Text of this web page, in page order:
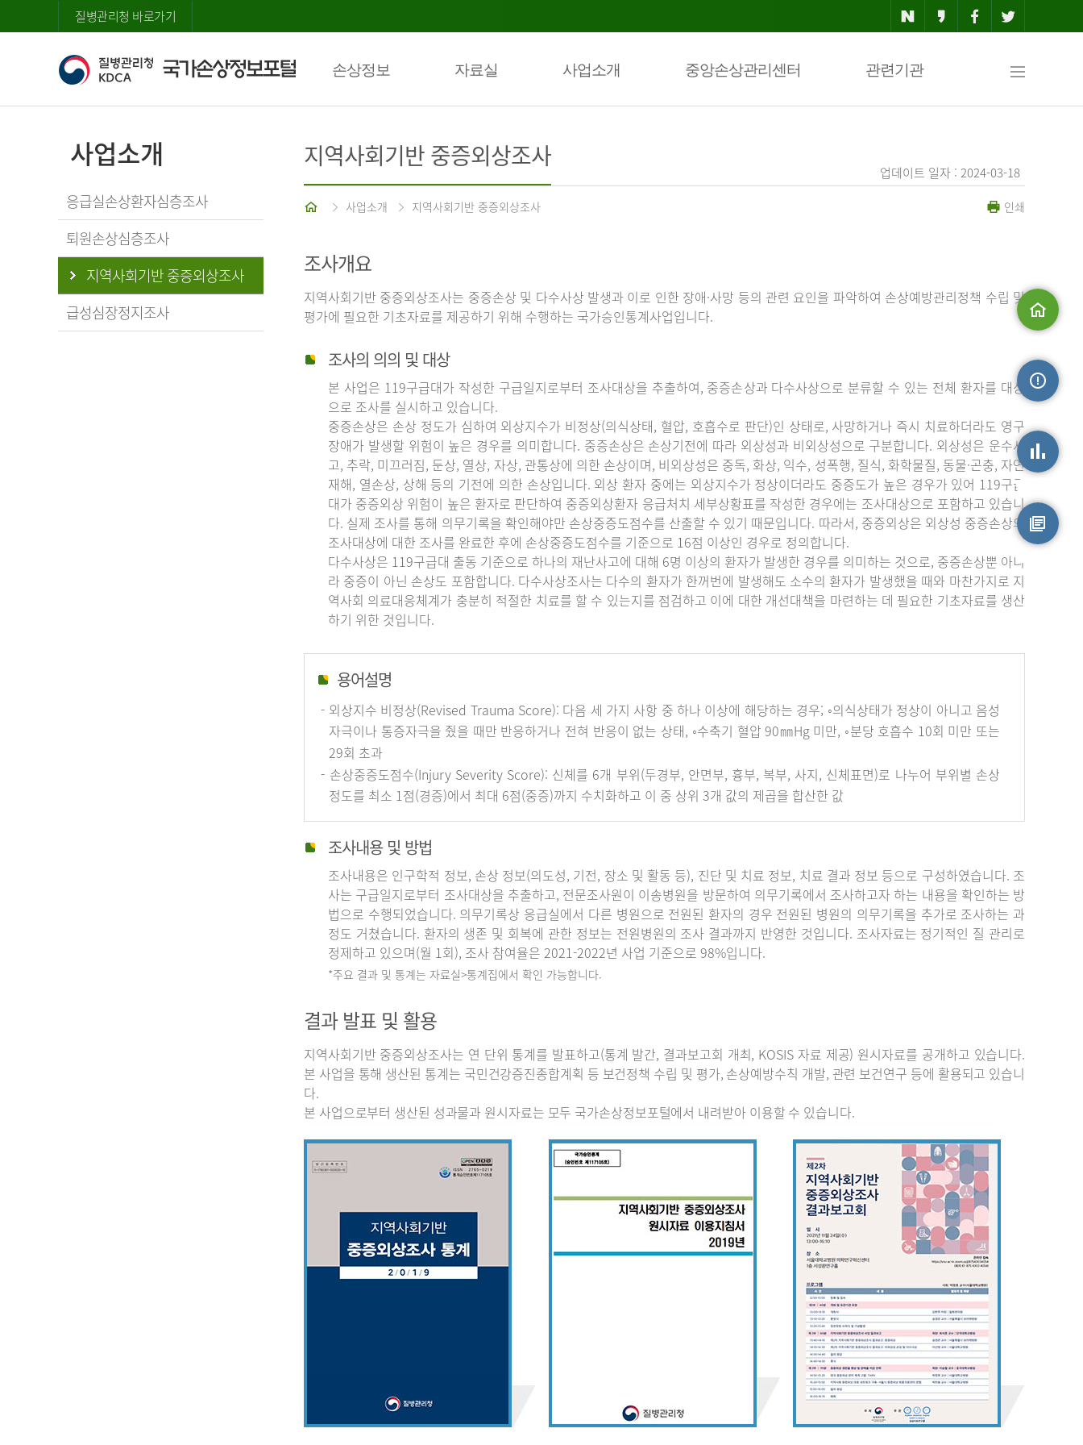
질병관리청 바로가기
손상정보 자료실 사업소개 중앙손상관리센터 관련기관
맵
사업소개
응급실손상환자심층조사
퇴원손상심층조사
지역사회기반 중증외상조사
급성심장정지조사
업데이트 일자 : 2024-03-18
지역사회기반 중증외상조사
홈 사업소개 지역사회기반 중증외상조사 인쇄
조사개요
지역사회기반 중증외상조사는 중증손상 및 다수사상 발생과 이로 인한 장애·사망 등의 관련 요인을 파악하여 손상예방관리정책 수립 및
평가에 필요한 기초자료를 제공하기 위해 수행하는 국가승인통계사업입니다.
조사의 의의 및 대상
본 사업은 119구급대가 작성한 구급일지로부터 조사대상을 추출하여, 중증손상과 다수사상으로 분류할 수 있는 전체 환자를 대상
으로 조사를 실시하고 있습니다.
중증손상은 손상 정도가 심하여 외상지수가 비정상(의식상태, 혈압, 호흡수로 판단)인 상태로, 사망하거나 즉시 치료하더라도 영구
장애가 발생할 위험이 높은 경우를 의미합니다. 중증손상은 손상기전에 따라 외상성과 비외상성으로 구분합니다. 외상성은 운수사
고, 추락, 미끄러짐, 둔상, 열상, 자상, 관통상에 의한 손상이며, 비외상성은 중독, 화상, 익수, 성폭행, 질식, 화학물질, 동물·곤충, 자연
재해, 열손상, 상해 등의 기전에 의한 손상입니다. 외상 환자 중에는 외상지수가 정상이더라도 중증도가 높은 경우가 있어 119구급
대가 중증외상 위험이 높은 환자로 판단하여 중증외상환자 응급처치 세부상황표를 작성한 경우에는 조사대상으로 포함하고 있습니
다. 실제 조사를 통해 의무기록을 확인해야만 손상중증도점수를 산출할 수 있기 때문입니다. 따라서, 중증외상은 외상성 중증손상의
조사대상에 대한 조사를 완료한 후에 손상중증도점수를 기준으로 16점 이상인 경우로 정의합니다.
다수사상은 119구급대 출동 기준으로 하나의 재난사고에 대해 6명 이상의 환자가 발생한 경우를 의미하는 것으로, 중증손상뿐 아니
라 중증이 아닌 손상도 포함합니다. 다수사상조사는 다수의 환자가 한꺼번에 발생해도 소수의 환자가 발생했을 때와 마찬가지로 지
역사회 의료대응체계가 충분히 적절한 치료를 할 수 있는지를 점검하고 이에 대한 개선대책을 마련하는 데 필요한 기초자료를 생산
하기 위한 것입니다.
용어설명
- 외상지수 비정상(Revised Trauma Score): 다음 세 가지 사항 중 하나 이상에 해당하는 경우; ◦의식상태가 정상이 아니고 음성
자극이나 통증자극을 줬을 때만 반응하거나 전혀 반응이 없는 상태, ◦수축기 혈압 90㎜Hg 미만, ◦분당 호흡수 10회 미만 또는
29회 초과
- 손상중증도점수(Injury Severity Score): 신체를 6개 부위(두경부, 안면부, 흉부, 복부, 사지, 신체표면)로 나누어 부위별 손상
정도를 최소 1점(경증)에서 최대 6점(중증)까지 수치화하고 이 중 상위 3개 값의 제곱을 합산한 값
조사내용 및 방법
조사내용은 인구학적 정보, 손상 정보(의도성, 기전, 장소 및 활동 등), 진단 및 치료 정보, 치료 결과 정보 등으로 구성하였습니다. 조
사는 구급일지로부터 조사대상을 추출하고, 전문조사원이 이송병원을 방문하여 의무기록에서 조사하고자 하는 내용을 확인하는 방
법으로 수행되었습니다. 의무기록상 응급실에서 다른 병원으로 전원된 환자의 경우 전원된 병원의 의무기록을 추가로 조사하는 과
정도 거쳤습니다. 환자의 생존 및 회복에 관한 정보는 전원병원의 조사 결과까지 반영한 것입니다. 조사자료는 정기적인 질 관리로
정제하고 있으며(월 1회), 조사 참여율은 2021-2022년 사업 기준으로 98%입니다.
*주요 결과 및 통계는 자료실>통계집에서 확인 가능합니다.
결과 발표 및 활용
지역사회기반 중증외상조사는 연 단위 통계를 발표하고(통계 발간, 결과보고회 개최, KOSIS 자료 제공) 원시자료를 공개하고 있습니다.
본 사업을 통해 생산된 통계는 국민건강증진종합계획 등 보건정책 수립 및 평가, 손상예방수칙 개발, 관련 보건연구 등에 활용되고 있습니
다.
본 사업으로부터 생산된 성과물과 원시자료는 모두 국가손상정보포털에서 내려받아 이용할 수 있습니다.
손상통계